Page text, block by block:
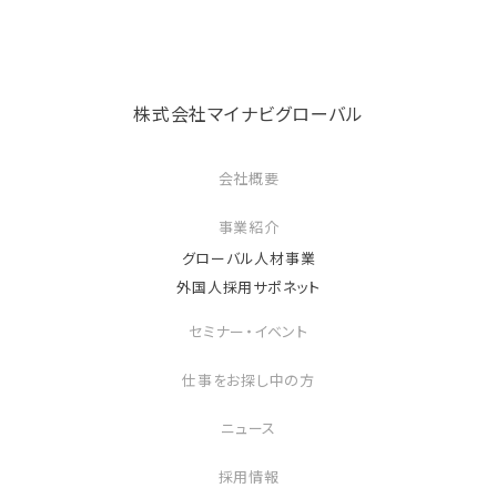
株式会社マイナビグローバル
会社概要
事業紹介
グローバル人材事業
外国人採用サポネット
セミナー・イベント
仕事をお探し中の方
ニュース
採用情報